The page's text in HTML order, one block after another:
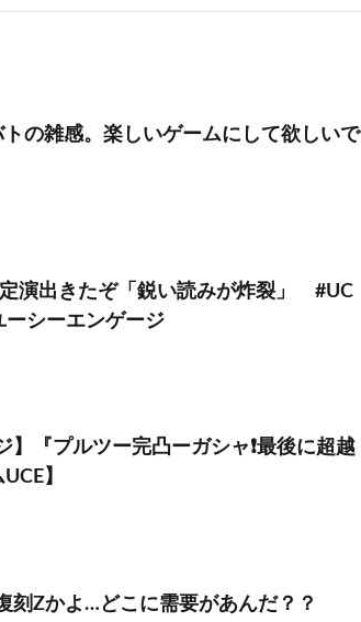
トの雑感。楽しいゲームにして欲しいで
演出きたぞ「鋭い読みが炸裂」 #UC
シーエンゲージ
】『プルツー完凸ーガシャ❗️最後に超越
】
刻Zかよ…どこに需要があんだ？？